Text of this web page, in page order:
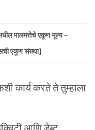
मालमत्तेचे एकूण मूल्य –
एकूण संख्या]
कार्य करते ते तुम्हाला
आणि डेब्ट